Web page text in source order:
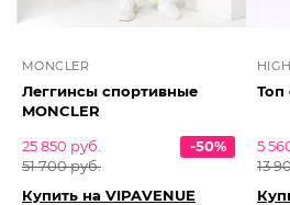
MONCLER
Леггинсы спортивные
MONCLER
25 850 руб.
51 700 руб.
-50%
Купить на VIPAVENUE
HIGH
Топ
5
13